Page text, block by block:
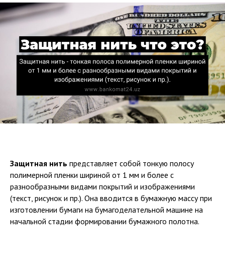
Защитная нить представляет собой тонкую полосу
полимерной пленки шириной от 1 мм и более с
разнообразными видами покрытий и изображениями
(текст, рисунок и пр.). Она вводится в бумажную массу при
изготовлении бумаги на бумагоделательной машине на
начальной стадии формировании бумажного полотна.